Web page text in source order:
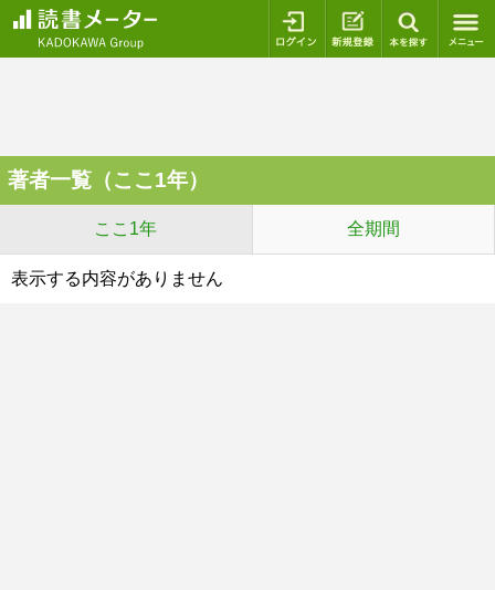
ログイン 新規登録
著者一覧（ここ1年）
ここ1年 全期間
表示する内容がありません